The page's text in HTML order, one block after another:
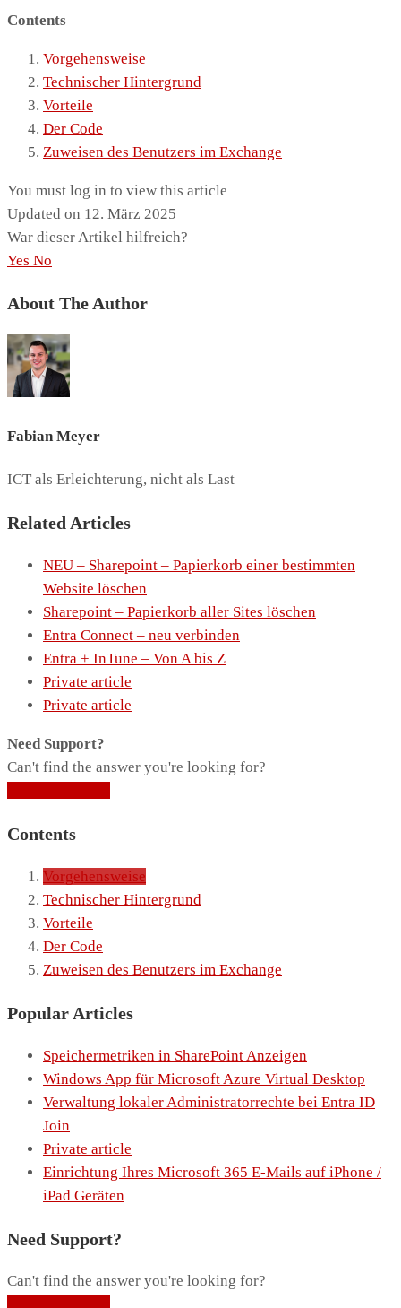
Contents
Vorgehensweise
Technischer Hintergrund
Vorteile
Der Code
Zuweisen des Benutzers im Exchange
You must log in to view this article
Updated on 12. März 2025
War dieser Artikel hilfreich?
Yes No
About The Author
Fabian Meyer
ICT als Erleichterung, nicht als Last
Related Articles
NEU – Sharepoint – Papierkorb einer bestimmten
Website löschen
Sharepoint – Papierkorb aller Sites löschen
Entra Connect – neu verbinden
Entra + InTune – Von A bis Z
Private article
Private article
Need Support?
Can't find the answer you're looking for?
Contents
Vorgehensweise
Technischer Hintergrund
Vorteile
Der Code
Zuweisen des Benutzers im Exchange
Popular Articles
Speichermetriken in SharePoint Anzeigen
Windows App für Microsoft Azure Virtual Desktop
Verwaltung lokaler Administratorrechte bei Entra ID
Join
Private article
Einrichtung Ihres Microsoft 365 E-Mails auf iPhone /
iPad Geräten
Need Support?
Can't find the answer you're looking for?